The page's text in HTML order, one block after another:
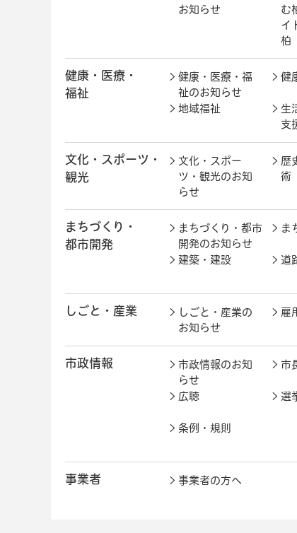
お知らせ
む
イ
柏
健康・医療・
福祉
健康・医療・福
祉のお知らせ
健
地域福祉
生
支
文化・スポーツ・
観光
文化・スポー
ツ・観光のお知
らせ
歴
術
まちづくり・
都市開発
まちづくり・都市
開発のお知らせ
ま
建築・建設 道
しごと・産業
しごと・産業の
お知らせ
雇
市政情報
市政情報のお知
らせ
市
広聴 選
条例・規則
事業者 事業者の方へ